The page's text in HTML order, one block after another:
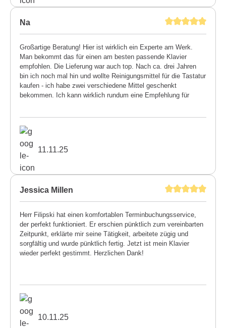
Na
Großartige Beratung! Hier ist wirklich ein Experte am Werk.
Man bekommt das für einen am besten passende Klavier
empfohlen. Die Lieferung war auch top. Nach ca. drei Jahren
bin ich noch mal hin und wollte Reinigungsmittel für die Tastatur
kaufen - ich habe zwei verschiedene Mittel geschenkt
bekommen. Ich kann wirklich rundum eine Empfehlung für
11.11.25
Jessica Millen
Herr Filipski hat einen komfortablen Terminbuchungsservice,
der perfekt funktioniert. Er erschien pünktlich zum vereinbarten
Zeitpunkt, erklärte mir seine Tätigkeit, arbeitete zügig und
sorgfältig und wurde pünktlich fertig. Jetzt ist mein Klavier
wieder perfekt gestimmt. Herzlichen Dank!
10.11.25